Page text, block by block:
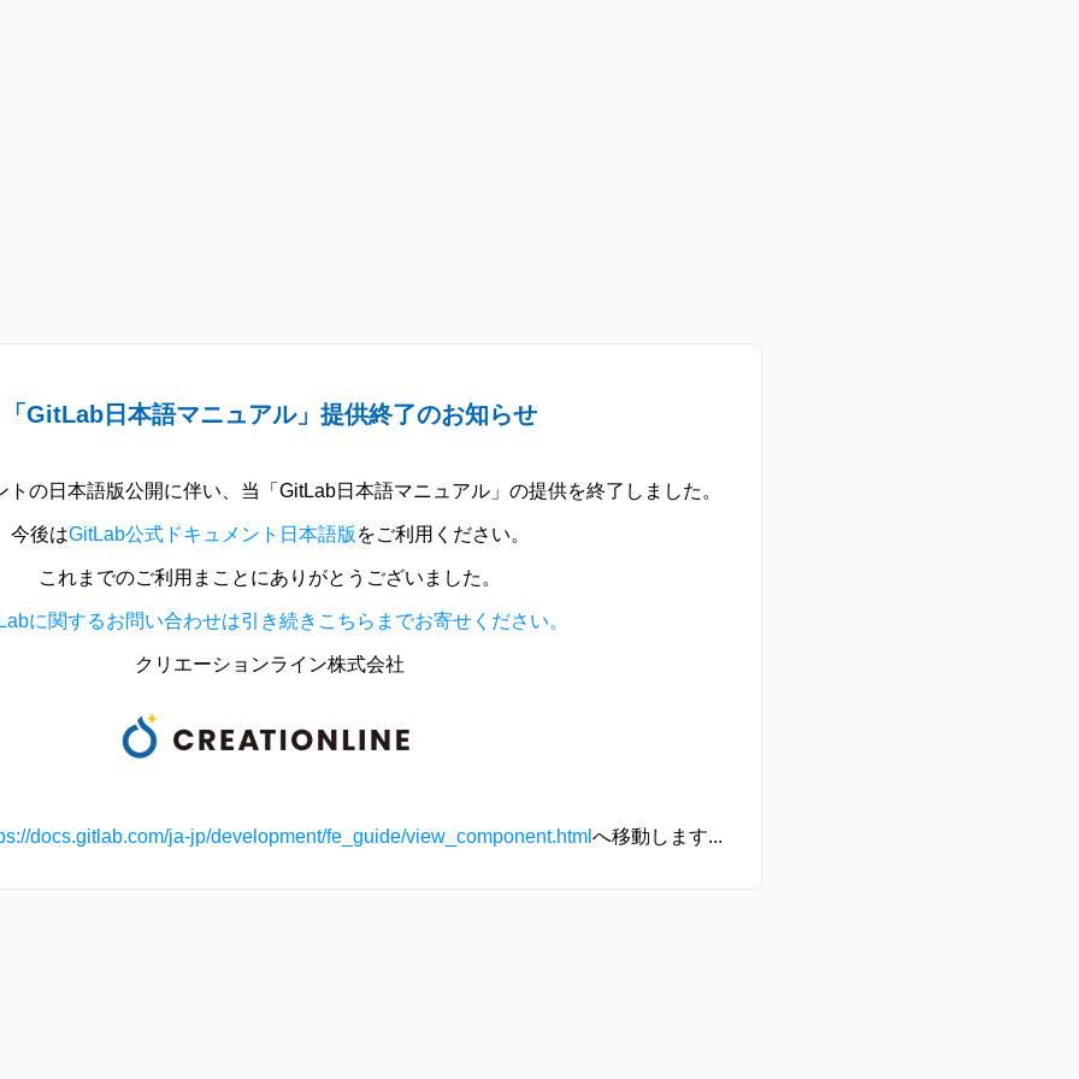
「GitLab日本語マニュアル」提供終了のお知らせ
の日本語版公開に伴い、当「GitLab日本語マニュアル」の提供を終了しました。
今後はGitLab公式ドキュメント日本語版 をご利用ください。
これまでのご利用まことにありがとうございました。
に関するお問い合わせは引き続きこちらまでお寄せください。
クリエーションライン株式会社
docs.gitlab.com/ja-jp/development/fe_guide/view_component.html へ移動します...